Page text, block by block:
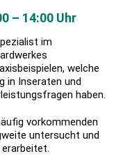
– 14:00 Uhr
im
welche
in Inseraten und
haben.
vorkommenden
untersucht und